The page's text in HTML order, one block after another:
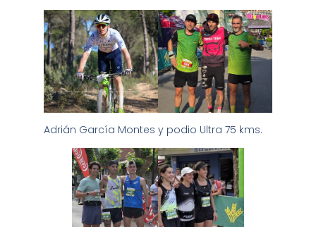
Adrián García Montes y podio Ultra 75 kms.